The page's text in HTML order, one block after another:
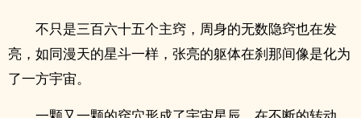
不只是三百六十五个主窍，周身的无数隐窍也在发
亮，如同漫天的星斗一样，张亮的躯体在刹那间像是化为
了一方宇宙。